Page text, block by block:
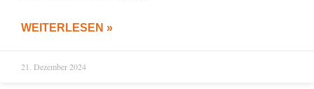
WEITERLESEN »
21. Dezember 2024